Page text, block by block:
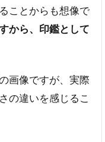
ことからも想像で
から、印鑑として
画像ですが、実際
の違いを感じるこ